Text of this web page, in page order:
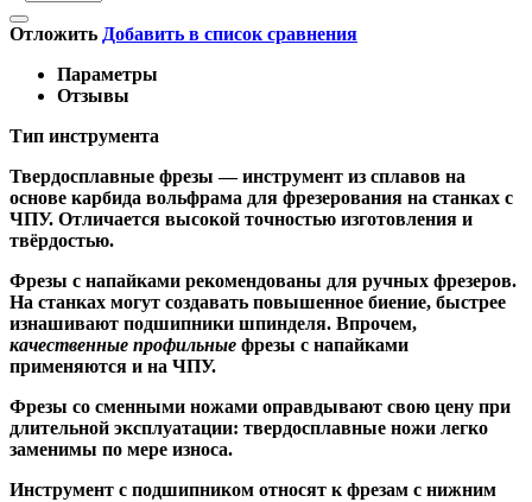
Отложить Добавить в список сравнения
Параметры
Отзывы
Тип инструмента
Твердосплавные фрезы — инструмент из сплавов на
основе карбида вольфрама для фрезерования на станках с
ЧПУ. Отличается высокой точностью изготовления и
твёрдостью.
Фрезы с напайками рекомендованы для ручных фрезеров.
На станках могут создавать повышенное биение, быстрее
изнашивают подшипники шпинделя. Впрочем,
качественные профильные фрезы с напайками
применяются и на ЧПУ.
Фрезы со сменными ножами оправдывают свою цену при
длительной эксплуатации: твердосплавные ножи легко
заменимы по мере износа.
Инструмент с подшипником относят к фрезам с нижним